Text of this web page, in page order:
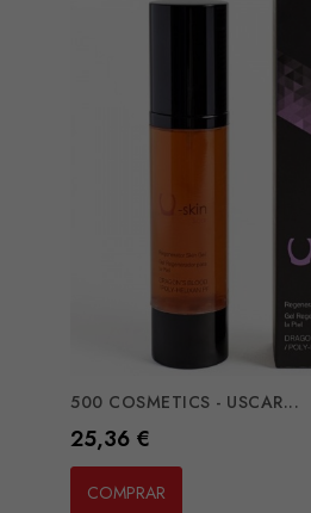
500 COSMETICS - USCAR...
Preço
25,36 €
COMPRAR